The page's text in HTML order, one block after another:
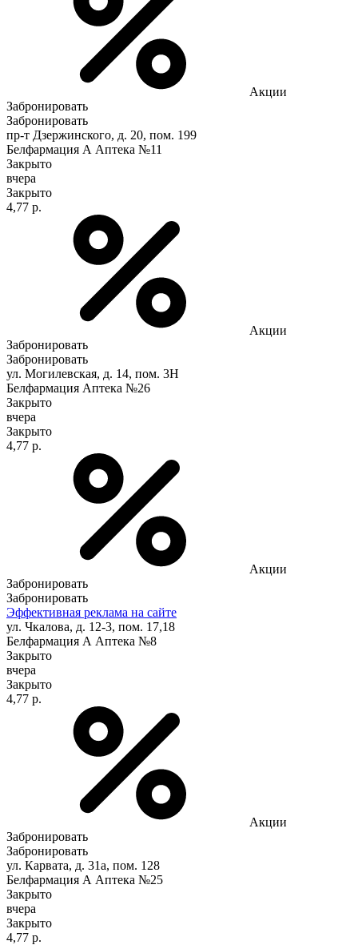
Акции
Забронировать
Забронировать
пр-т Дзержинского, д. 20, пом. 199
Белфармация А Аптека №11
Закрыто
вчера
Закрыто
4,77 р.
Акции
Забронировать
Забронировать
ул. Могилевская, д. 14, пом. 3Н
Белфармация Аптека №26
Закрыто
вчера
Закрыто
4,77 р.
Акции
Забронировать
Забронировать
Эффективная реклама на сайте
ул. Чкалова, д. 12-3, пом. 17,18
Белфармация А Аптека №8
Закрыто
вчера
Закрыто
4,77 р.
Акции
Забронировать
Забронировать
ул. Карвата, д. 31а, пом. 128
Белфармация А Аптека №25
Закрыто
вчера
Закрыто
4,77 р.